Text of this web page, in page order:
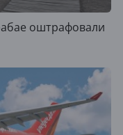
оштрафовали